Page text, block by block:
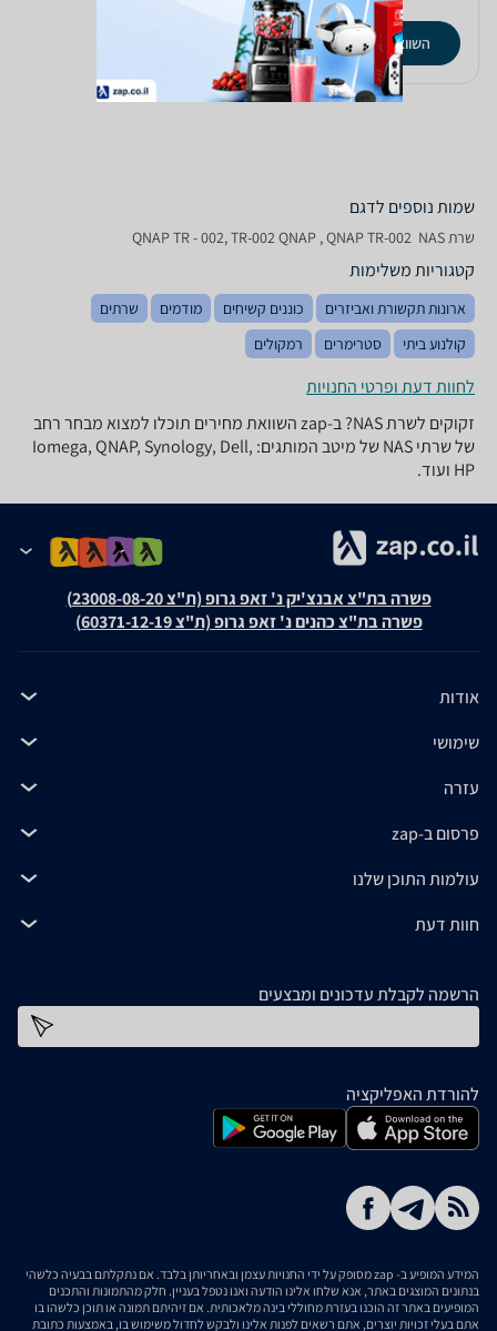
השוואת מחירים השוואת מחירים
שמות נוספים לדגם
שרת NAS ‏ QNAP TR - 002, TR-002 QNAP , QNAP TR-002
קטגוריות משלימות
ארונות תקשורת ואביזרים כוננים קשיחים מודמים
שרתים
קולנוע ביתי
סטרימרים רמקולים
לחוות דעת ופרטי החנויות
זקוקים לשרת NAS? ב-zap השוואת מחירים תוכלו למצוא מבחר רחב
של שרתי NAS של מיטב המותגים: Iomega, QNAP, Synology, Dell,
HP ועוד.
פשרה בת"צ אבנצ'יק נ' זאפ גרופ (ת"צ 23008-08-20)
פשרה בת"צ כהנים נ' זאפ גרופ (ת"צ 60371-12-19)
אודות
שימושי
עזרה
פרסום ב-zap
עולמות התוכן שלנו
חוות דעת
הרשמה לקבלת עדכונים ומבצעים
להורדת האפליקציה
המידע המופיע ב- zap מסופק על ידי החנויות עצמן ובאחריותן בלבד. אם נתקלתם בבעיה כלשהי
בנתונים המוצגים באתר, אנא שלחו אלינו הודעה ואנו נטפל בעניין. חלק מהתמונות והתכנים
המופיעים באתר זה הוכנו בעזרת מחוללי בינה מלאכותית. אם זיהיתם תמונה או תוכן כלשהו בו
אתם בעלי זכויות יוצרים, אתם רשאים לפנות אלינו ולבקש לחדול משימוש בו, באמצעות כתובת